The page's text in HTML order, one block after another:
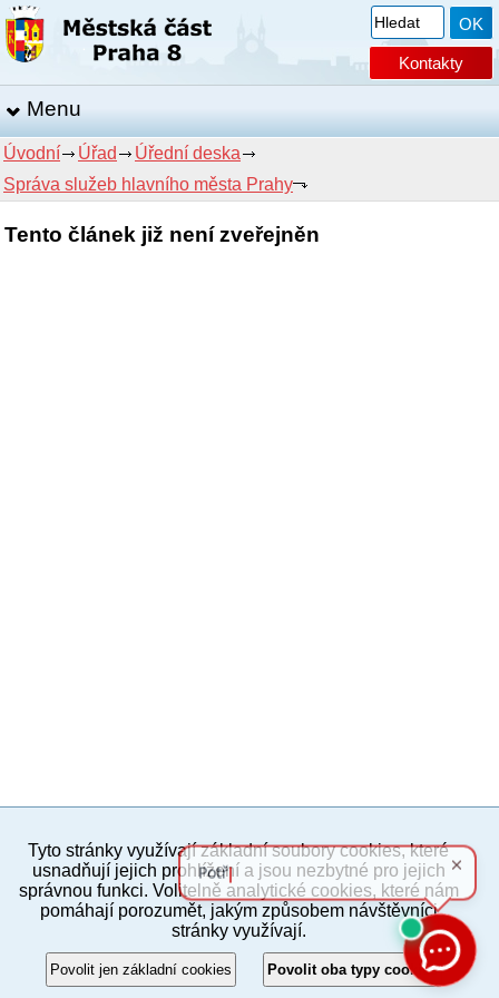
Kontakty
Menu
Úvodní Úřad
Úřední deska
Správa služeb hlavního města Prahy
Tento článek již není zveřejněn
PC verze ENG
Povinné a praktické informace
© 2012–2019 MČ Praha 8
Tyto stránky využívají základní soubory cookies, které
usnadňují jejich prohlížení a jsou nezbytné pro jejich
správnou funkci. Volitelně analytické cookies, které nám
pomáhají porozumět, jakým způsobem návštěvníci
stránky využívají.
Povolit jen základní cookies Povolit oba typy cookies